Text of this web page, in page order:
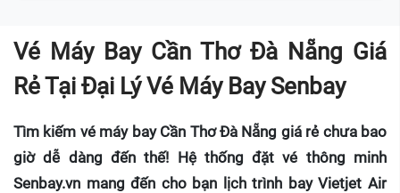
Vé Máy Bay Cần Thơ Đà Nẵng Giá
Rẻ Tại Đại Lý Vé Máy Bay Senbay
Tìm kiếm vé máy bay Cần Thơ Đà Nẵng giá rẻ chưa bao
giờ dễ dàng đến thế! Hệ thống đặt vé thông minh
Senbay.vn mang đến cho bạn lịch trình bay Vietjet Air